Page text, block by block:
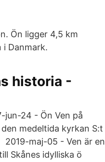
Ön ligger 4,5 km
Danmark.
historia -
jun-24 - Ön Ven på
medeltida kyrkan S:t
2019-maj-05 - Ven är en
Skånes idylliska ö